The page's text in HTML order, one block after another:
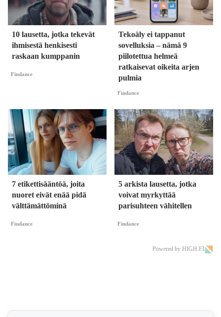
10 lausetta, jotka tekevät
ihmisestä henkisesti
raskaan kumppanin
Findance
Tekoäly ei tappanut
sovelluksia – nämä 9
piilotettua helmeä
ratkaisevat oikeita arjen
pulmia
Findance
7 etikettisääntöä, joita
nuoret eivät enää pidä
välttämättöminä
Findance
5 arkista lausetta, jotka
voivat myrkyttää
parisuhteen vähitellen
Findance
Powered by HIGH.FI